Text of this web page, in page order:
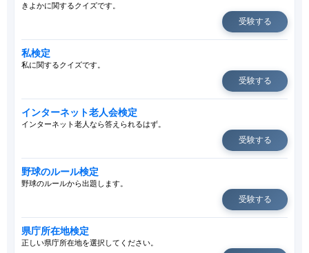
きよかに関するクイズです。
受験する
私検定
私に関するクイズです。
受験する
インターネット老人会検定
インターネット老人なら答えられるはず。
受験する
野球のルール検定
野球のルールから出題します。
受験する
県庁所在地検定
正しい県庁所在地を選択してください。